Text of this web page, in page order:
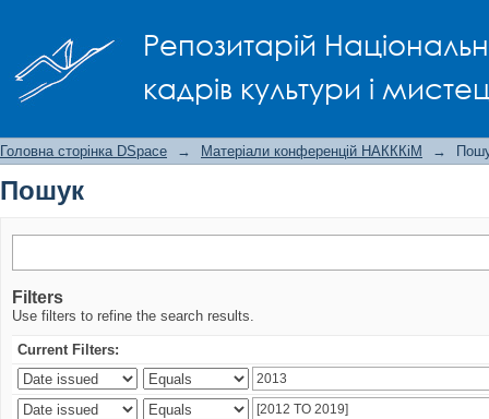
Репозитарій
кадрів культури і
Головна сторінка DSpace → Матеріали конференцій НАКККіМ →
Пошук
Filters
Use filters to refine the search results.
Current Filters: